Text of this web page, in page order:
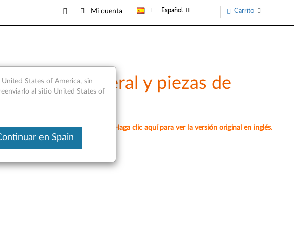
Mi cuenta Español Carrito
general y piezas de
traducido automáticamente. Haga clic aquí para ver la versión original en inglés.
States of America, sin
al sitio United States of
en Spain